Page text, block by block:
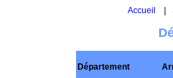
Accueil
Département